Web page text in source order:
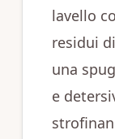
lavello
residui
una
e